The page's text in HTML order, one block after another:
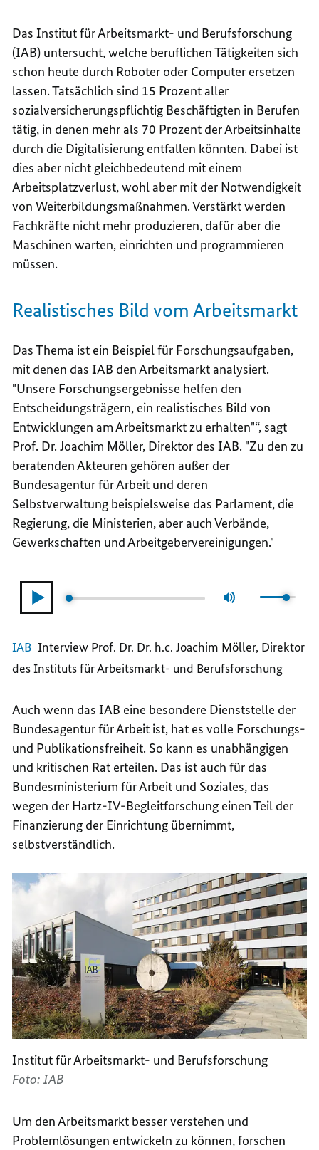
Das Institut für Arbeitsmarkt- und Berufsforschung
(IAB) untersucht, welche beruflichen Tätigkeiten sich
schon heute durch Roboter oder Computer ersetzen
lassen. Tatsächlich sind 15 Prozent aller
sozialversicherungspflichtig Beschäftigten in Berufen
tätig, in denen mehr als 70 Prozent der Arbeitsinhalte
durch die Digitalisierung entfallen könnten. Dabei ist
dies aber nicht gleichbedeutend mit einem
Arbeitsplatzverlust, wohl aber mit der Notwendigkeit
von Weiterbildungsmaßnahmen. Verstärkt werden
Fachkräfte nicht mehr produzieren, dafür aber die
Maschinen warten, einrichten und programmieren
müssen.
Realistisches Bild vom Arbeitsmarkt
Das Thema ist ein Beispiel für Forschungsaufgaben,
mit denen das IAB den Arbeitsmarkt analysiert.
"Unsere Forschungsergebnisse helfen den
Entscheidungsträgern, ein realistisches Bild von
Entwicklungen am Arbeitsmarkt zu erhalten"“, sagt
Prof. Dr. Joachim Möller, Direktor des IAB. "Zu den zu
beratenden Akteuren gehören außer der
Bundesagentur für Arbeit und deren
Selbstverwaltung beispielsweise das Parlament, die
Regierung, die Ministerien, aber auch Verbände,
Gewerkschaften und Arbeitgebervereinigungen."
Audio-
Player:
Interview
mit
Dr.
Joachim
des
Instituts
für
Arbeitsmarkt-
und
Berufsforschung
Aktueller
Zeitpunkt
Gesamtlaufzeit
die
unten
die
Lautstärke
erhöhen
oder
zu
verringern.
IAB Interview Prof. Dr. Dr. h.c. Joachim Möller, Direktor
des Instituts für Arbeitsmarkt- und Berufsforschung
Auch wenn das IAB eine besondere Dienststelle der
Bundesagentur für Arbeit ist, hat es volle Forschungs-
und Publikationsfreiheit. So kann es unabhängigen
und kritischen Rat erteilen. Das ist auch für das
Bundesministerium für Arbeit und Soziales, das
wegen der Hartz-IV-Begleitforschung einen Teil der
Finanzierung der Einrichtung übernimmt,
selbstverständlich.
Institut für Arbeitsmarkt- und Berufsforschung
Foto: IAB
Um den Arbeitsmarkt besser verstehen und
Problemlösungen entwickeln zu können, forschen